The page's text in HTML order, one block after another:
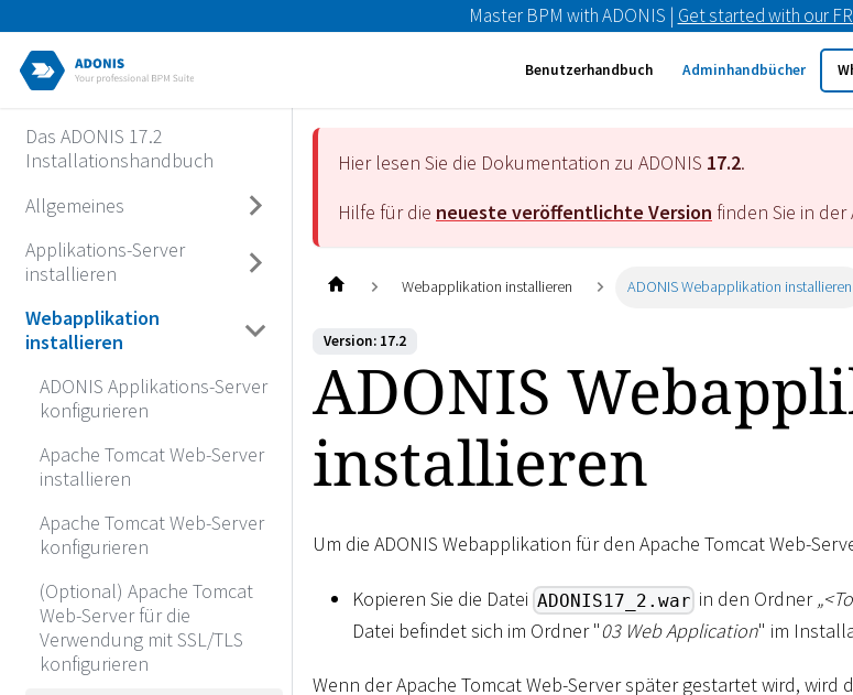
Master BPM with ADONIS | Get started with our
Benutzerhandbuch Adminhandbücher
Das ADONIS 17.2
Installationshandbuch
Allgemeines
Applikations-Server
installieren
Webapplikation
installieren
ADONIS Applikations-Server
konfigurieren
Apache Tomcat Web-Server
installieren
Apache Tomcat Web-Server
konfigurieren
(Optional) Apache Tomcat
Web-Server für die
Verwendung mit SSL/TLS
konfigurieren
Hier lesen Sie die Dokumentation zu ADONIS 17.2.
Hilfe für die neueste veröffentlichte Version finden Sie in der
Webapplikation installieren ADONIS Webapplikation installieren
Version: 17.2
ADONIS
installieren
Um die ADONIS Webapplikation für den Apache Tomcat Web-
Kopieren Sie die Datei ADONIS17_2.war in den Ordner „<
Datei befindet sich im Ordner "03 Web Application" im
Wenn der Apache Tomcat Web-Server später gestartet wird, wird